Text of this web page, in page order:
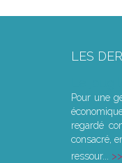
LES
Pour une
regardé
consacré,
ressour...